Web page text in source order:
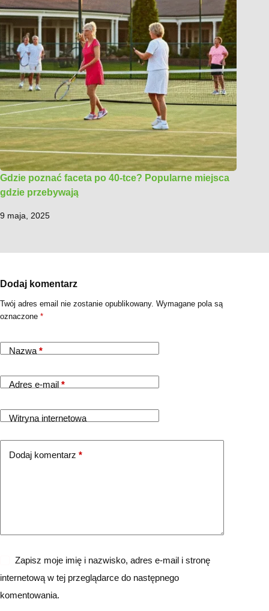
Gdzie poznać faceta po 40-tce? Popularne miejsca
gdzie przebywają
9 maja, 2025
Dodaj komentarz
Twój adres email nie zostanie opublikowany. Wymagane pola są
oznaczone *
Nazwa *
Adres e-mail *
Witryna internetowa
Dodaj komentarz *
Zapisz moje imię i nazwisko, adres e-mail i stronę
internetową w tej przeglądarce do następnego
komentowania.